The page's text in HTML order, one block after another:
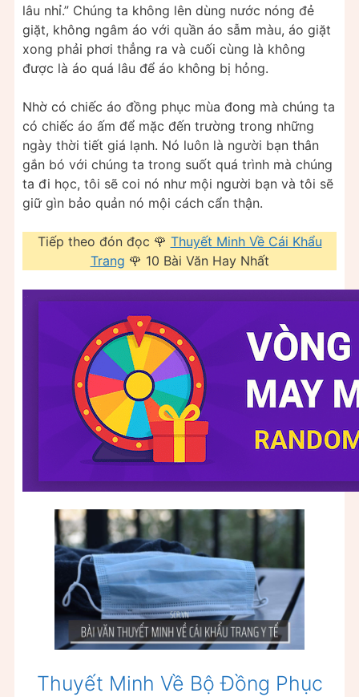
lâu nhỉ.” Chúng ta không lên dùng nước nóng đẻ
giặt, không ngâm áo với quần áo sẫm màu, áo giặt
xong phải phơi thẳng ra và cuối cùng là không
được là áo quá lâu để áo không bị hỏng.
Nhờ có chiếc áo đồng phục mùa đong mà chúng ta
có chiếc áo ấm để mặc đến trường trong những
ngày thời tiết giá lạnh. Nó luôn là người bạn thân
gắn bó với chúng ta trong suốt quá trình mà chúng
ta đi học, tôi sẽ coi nó như mội người bạn và tôi sẽ
giữ gìn bảo quản nó mội cách cẩn thận.
Tiếp theo đón đọc 🌹 Thuyết Minh Về Cái Khẩu
Trang 🌹 10 Bài Văn Hay Nhất
Thuyết Minh Về Bộ Đồng Phục